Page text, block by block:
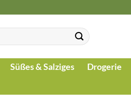
Süßes & Salziges Drogerie